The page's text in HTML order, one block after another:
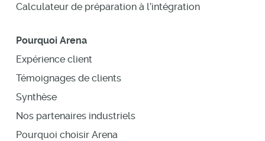
Calculateur de préparation à l’intégration
Pourquoi Arena
Expérience client
Témoignages de clients
Synthèse
Nos partenaires industriels
Pourquoi choisir Arena